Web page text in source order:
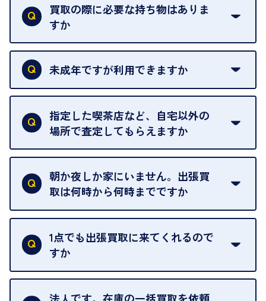
買取の際に必要な持ち物はありま
すか
本人確認書類をご用意ください。ご利用になれる書
類はこちらをご確認ください。
未成年ですが利用できますか
18歳未満の方は、保護者の同意があってもご利用い
ただけません。
指定した喫茶店など、自宅以外の
場所で査定してもらえますか
ご自宅以外での査定はお引き受けできません。ご指
定のお店や、ほかのお客様への迷惑となることが考
えられるためです。
朝か夜しか家にいません。出張買
取は何時から何時までですか
ご訪問可能時間は、10時から19時です。
ただし、お品物の種類や量によっては対応させてい
ただくことがあります。
1点でも出張買取に来てくれるので
すか
はい。1点でもお伺いします。
法人です。在庫の一括買取を依頼